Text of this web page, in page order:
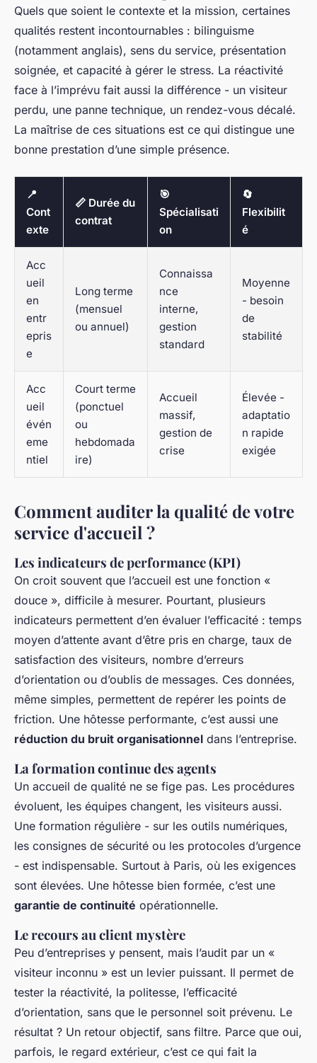
Quels que soient le contexte et la mission, certaines
qualités restent incontournables : bilinguisme
(notamment anglais), sens du service, présentation
soignée, et capacité à gérer le stress. La réactivité
face à l’imprévu fait aussi la différence - un visiteur
perdu, une panne technique, un rendez-vous décalé.
La maîtrise de ces situations est ce qui distingue une
bonne prestation d’une simple présence.
📍
Cont
exte
📏 Durée du
contrat
🎯
Spécialisati
on
🔄
Flexibilit
é
Acc
ueil
en
entr
epris
e
Long terme
(mensuel
ou annuel)
Connaissa
nce
interne,
gestion
standard
Moyenne
- besoin
de
stabilité
Acc
ueil
évén
eme
ntiel
Court terme
(ponctuel
ou
hebdomada
ire)
Accueil
massif,
gestion de
crise
Élevée -
adaptatio
n rapide
exigée
Comment auditer la qualité de votre
service d'accueil ?
Les indicateurs de performance (KPI)
On croit souvent que l’accueil est une fonction «
douce », difficile à mesurer. Pourtant, plusieurs
indicateurs permettent d’en évaluer l’efficacité : temps
moyen d’attente avant d’être pris en charge, taux de
satisfaction des visiteurs, nombre d’erreurs
d’orientation ou d’oublis de messages. Ces données,
même simples, permettent de repérer les points de
friction. Une hôtesse performante, c’est aussi une
réduction du bruit organisationnel dans l’entreprise.
La formation continue des agents
Un accueil de qualité ne se fige pas. Les procédures
évoluent, les équipes changent, les visiteurs aussi.
Une formation régulière - sur les outils numériques,
les consignes de sécurité ou les protocoles d’urgence
- est indispensable. Surtout à Paris, où les exigences
sont élevées. Une hôtesse bien formée, c’est une
garantie de continuité opérationnelle.
Le recours au client mystère
Peu d’entreprises y pensent, mais l’audit par un «
visiteur inconnu » est un levier puissant. Il permet de
tester la réactivité, la politesse, l’efficacité
d’orientation, sans que le personnel soit prévenu. Le
résultat ? Un retour objectif, sans filtre. Parce que oui,
parfois, le regard extérieur, c’est ce qui fait la